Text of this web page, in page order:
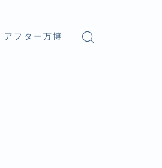
アフター万博